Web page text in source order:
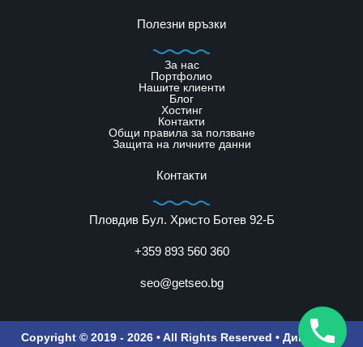
Полезни връзки
За нас
Портфолио
Нашите клиенти
Блог
Хостинг
Контакти
Общи правила за ползване
Защита на личните данни
Контакти
Пловдив Бул. Христо Ботев 92-Б
+359 893 560 360
seo@getseo.bg
Copyright © 2019 - 2026 • All Rights Reserved • Дигитална